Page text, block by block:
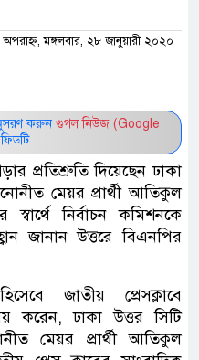
মঙ্গলবার, ২৮ জানুয়ারী ২০২০
করুন গুগল নিউজ (Google
ফিডটি
প্রতিশ্রুতি দিয়েছেন ঢাকা
মেয়র প্রার্থী আতিকুল
নির্বাচন কমিশনকে
জানান উত্তরে বিএনপির
জাতীয় প্রেসক্লাবে
করেন, ঢাকা উত্তর সিটি
মেয়র প্রার্থী আতিকুল